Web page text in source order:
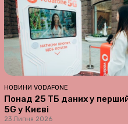
НОВИНИ VODAFONE
Понад 25 ТБ даних у
5G у Києві
23 Липня 2026